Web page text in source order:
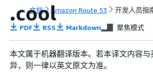
文档 Amazon Route 53 开发人员指
.cool
PDF RSS Markdown 聚焦模式
本文属于机器翻译版本。若本译文内容
异，则一律以英文原文为准。